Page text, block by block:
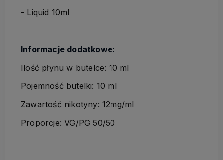
- Liquid 10ml
Informacje dodatkowe:
Ilość płynu w butelce: 10 ml
Pojemność butelki: 10 ml
Zawartość nikotyny: 12mg/ml
Proporcje: VG/PG 50/50